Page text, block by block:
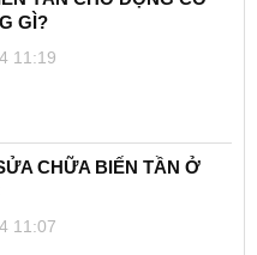
GÌ?
11:19
CHỮA BIẾN TẦN Ở
11:07